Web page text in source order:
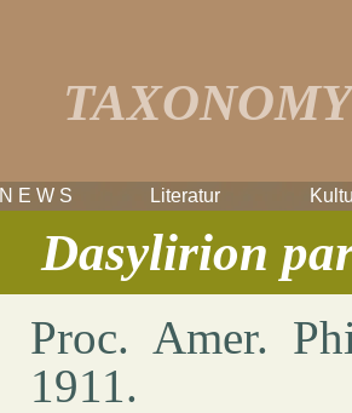
N E W S Literatur
Dasylirion
Proc. Amer.
1911.